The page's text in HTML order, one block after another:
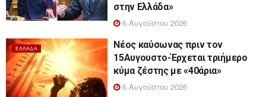
στην Ελλάδα»
6 Αυγούστου 2026
ΕΛΛΆΔΑ
Νέος καύσωνας πριν τον
15Αυγουστο-Έρχεται τριήμερο
κύμα ζέστης με «40άρια»
6 Αυγούστου 2026